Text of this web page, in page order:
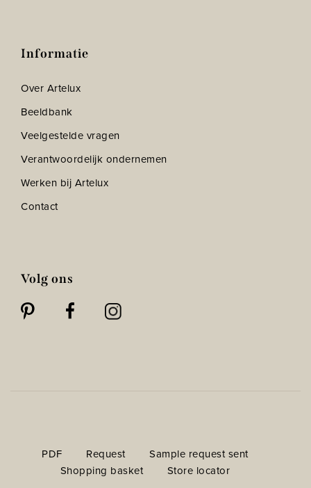
Informatie
Over Artelux
Beeldbank
Veelgestelde vragen
Verantwoordelijk ondernemen
Werken bij Artelux
Contact
Volg ons
PDF Request
Sample request sent
Shopping basket
Store locator